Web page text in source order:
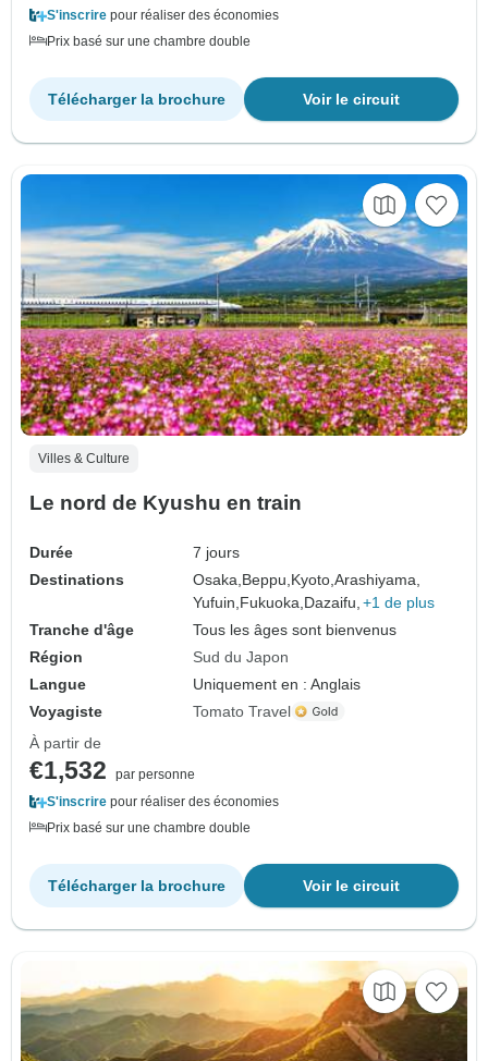
S'inscrire pour réaliser des économies
Prix basé sur une chambre double
Voir le circuit
Télécharger la brochure
Villes & Culture
Le nord de Kyushu en train
Durée
7 jours
Destinations
Osaka, Beppu, Kyoto,Arashiyama,
Yufuin, Fukuoka, Dazaifu, +1 de plus
Tranche d'âge
Tous les âges sont bienvenus
Région
Sud du Japon
Langue
Uniquement en : Anglais
Voyagiste
Tomato Travel
À partir de
€1,532
par personne
S'inscrire pour réaliser des économies
Prix basé sur une chambre double
Voir le circuit
Télécharger la brochure